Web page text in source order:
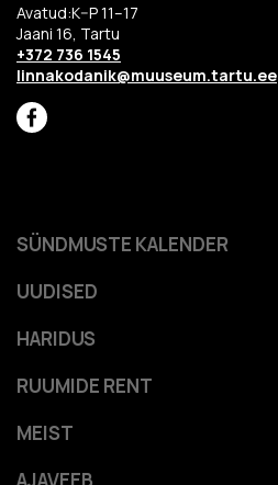
Avatud:K–P 11–17
Jaani 16, Tartu
+372 736 1545
linnakodanik@muuseum.tartu.ee
HARIDUS
RUUMIDE RENT
MEIST
SÜNDMUSTE KALENDER
UUDISED